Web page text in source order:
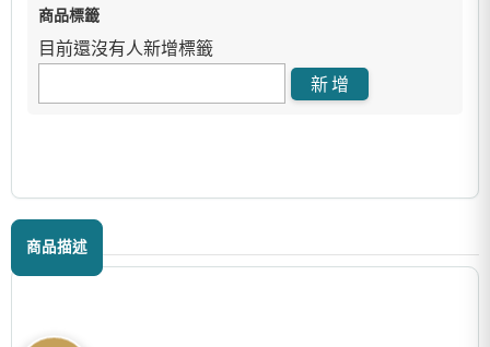
商品標籤
目前還沒有人新增標籤
商品描述